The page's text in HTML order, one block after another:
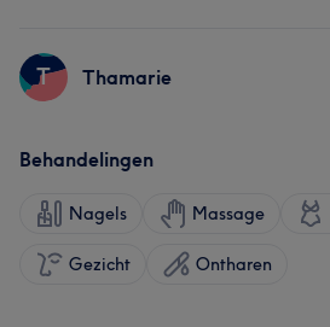
T Thamarie
Behandelingen
Nagels Massage
Gezicht Ontharen